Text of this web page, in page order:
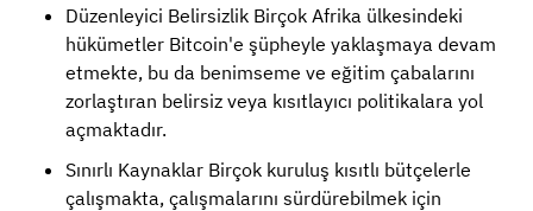
Düzenleyici Belirsizlik Birçok Afrika ülkesindeki
hükümetler Bitcoin'e şüpheyle yaklaşmaya devam
etmekte, bu da benimseme ve eğitim çabalarını
zorlaştıran belirsiz veya kısıtlayıcı politikalara yol
açmaktadır.
Sınırlı Kaynaklar Birçok kuruluş kısıtlı bütçelerle
çalışmakta, çalışmalarını sürdürebilmek için